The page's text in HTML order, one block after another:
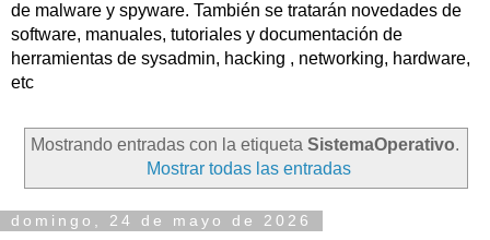
de malware y spyware. También se tratarán novedades de
software, manuales, tutoriales y documentación de
herramientas de sysadmin, hacking , networking, hardware,
etc
Mostrando entradas con la etiqueta SistemaOperativo.
Mostrar todas las entradas
domingo, 24 de mayo de 2026